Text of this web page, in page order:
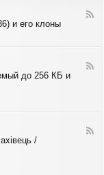
F
d
R
o
8
и его клоны
F
до 256 КБ и
F
/